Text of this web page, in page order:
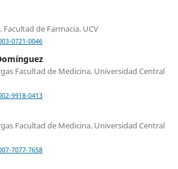
de Farmacia. UCV
0721-0046
Facultad de Medicina. Universidad Central
9918-0413
Facultad de Medicina. Universidad Central
7077-7658